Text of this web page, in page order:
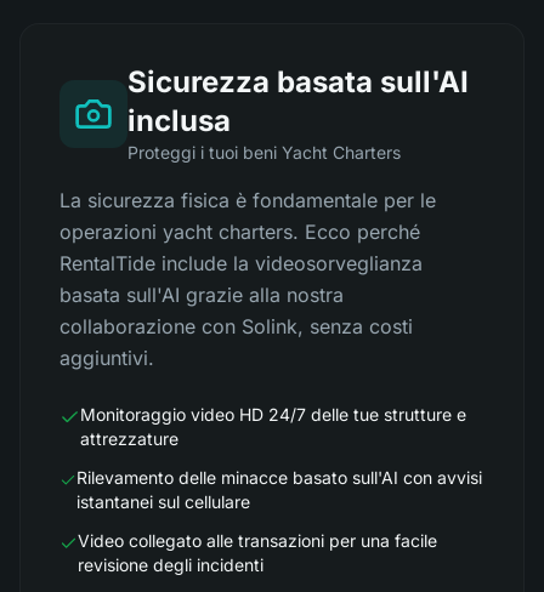
Sicurezza basata sull'AI
inclusa
Proteggi i tuoi beni Yacht Charters
La sicurezza fisica è fondamentale per le
operazioni yacht charters. Ecco perché
RentalTide include la videosorveglianza
basata sull'AI grazie alla nostra
collaborazione con Solink, senza costi
aggiuntivi.
Monitoraggio video HD 24/7 delle tue strutture e
attrezzature
Rilevamento delle minacce basato sull'AI con avvisi
istantanei sul cellulare
Video collegato alle transazioni per una facile
revisione degli incidenti